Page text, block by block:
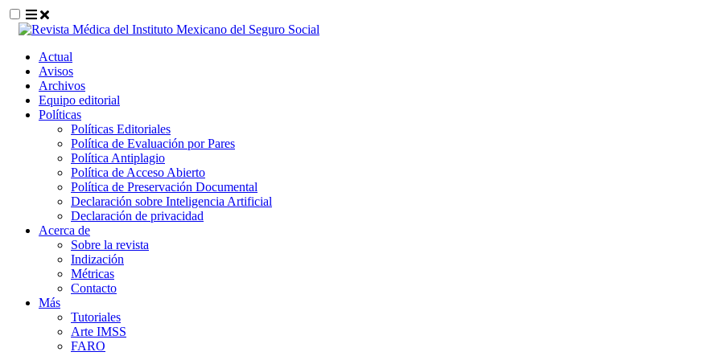
##plugins.themes.themeEleven.accessible_menu.label##
##plugins.themes.themeEleven.accessible_menu.main_navigation##
##plugins.themes.themeEleven.accessible_menu.main_content##
##plugins.themes.themeEleven.accessible_menu.sidebar##
Actual
Avisos
Archivos
Equipo editorial
Políticas
Políticas Editoriales
Política de Evaluación por Pares
Política Antiplagio
Política de Acceso Abierto
Política de Preservación Documental
Declaración sobre Inteligencia Artificial
Declaración de privacidad
Acerca de
Sobre la revista
Indización
Métricas
Contacto
Más
Tutoriales
Arte IMSS
FARO